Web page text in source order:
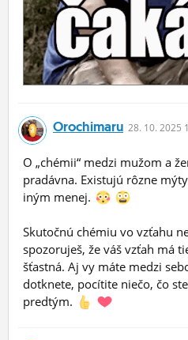
Orochimaru 28. 10. 2025
O „chémii“ medzi mužom a
pradávna. Existujú rôzne
iným menej.
Skutočnú chémiu vo vzťahu
spozoruješ, že váš vzťah má
šťastná. Aj vy máte medzi
dotknete, pocítite niečo, čo
predtým.